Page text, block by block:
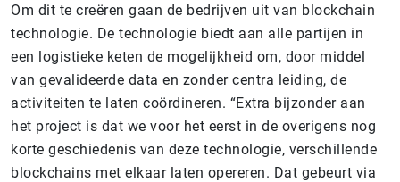
Om dit te creëren gaan de bedrijven uit van blockchain
technologie. De technologie biedt aan alle partijen in
een logistieke keten de mogelijkheid om, door middel
van gevalideerde data en zonder centra leiding, de
activiteiten te laten coördineren. “Extra bijzonder aan
het project is dat we voor het eerst in de overigens nog
korte geschiedenis van deze technologie, verschillende
blockchains met elkaar laten opereren. Dat gebeurt via